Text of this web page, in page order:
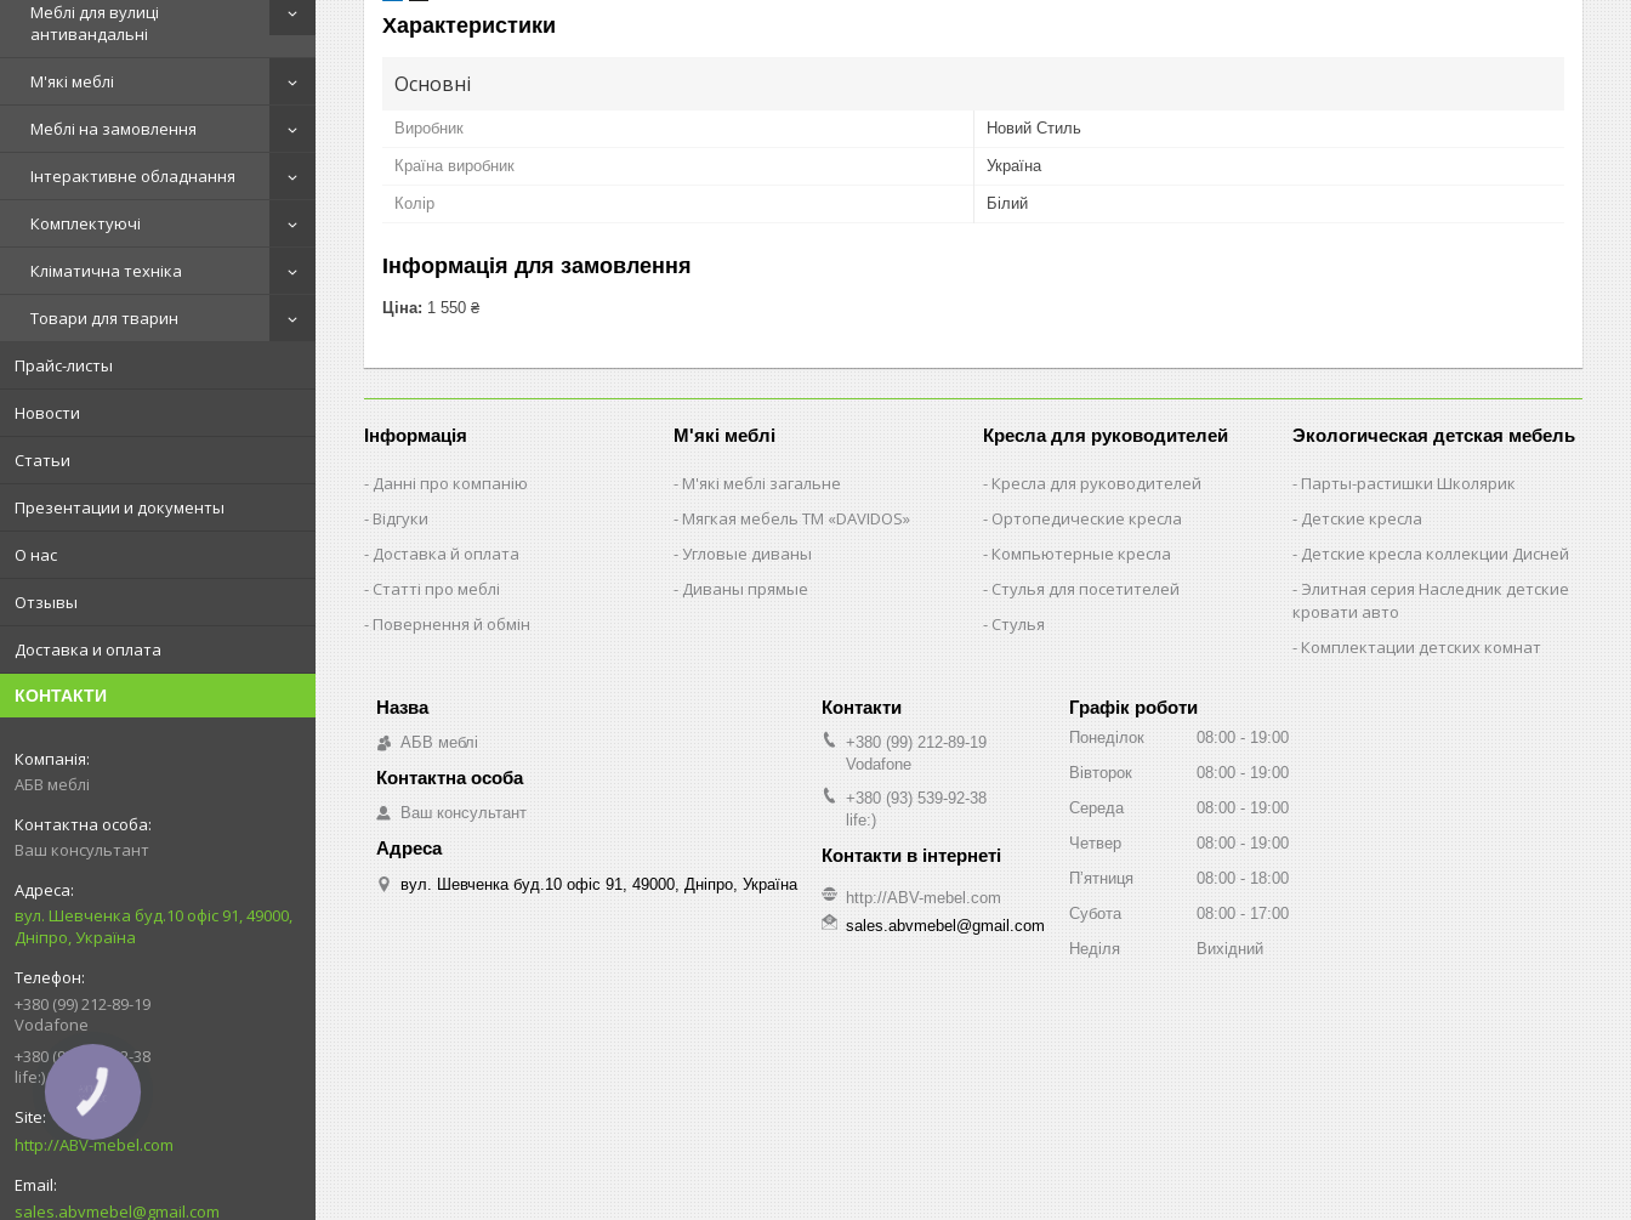
Меблі для вулиці
антивандальні
М'які меблі
Меблі на замовлення
Інтерактивне обладнання
Комплектуючі
Кліматична техніка
Товари для тварин
Прайс-листы
Новости
Статьи
Презентации и документы
О нас
Отзывы
Доставка и оплата
КОНТАКТИ
АБВ меблі
Ваш консультант
вул. Шевченка буд.10 офіс 91, 49000,
Дніпро, Україна
+380 (99) 212-89-19
Vodafone
+380 (93) 539-92-38
life:)
http://ABV-mebel.com
sales.abvmebel@gmail.com
Характеристики
Основні
Виробник Новий Стиль
Країна виробник Україна
Колір Білий
Інформація для замовлення
Ціна: 1 550 ₴
Інформація
Данні про компанію
Відгуки
Доставка й оплата
Статті про меблі
Повернення й обмін
М'які меблі
М'які меблі загальне
Мягкая мебель ТМ «DAVIDOS»
Угловые диваны
Диваны прямые
Кресла для руководителей
Кресла для руководителей
Ортопедические кресла
Компьютерные кресла
Стулья для посетителей
Стулья
Экологическая детская мебель
Парты-растишки Школярик
Детские кресла
Детские кресла коллекции Дисней
Элитная серия Наследник детские
кровати авто
Комплектации детских комнат
АБВ меблі
Ваш консультант
вул. Шевченка буд.10 офіс 91, 49000, Дніпро, Україна
+380 (99) 212-89-19
Vodafone
+380 (93) 539-92-38
life:)
http://ABV-mebel.com
sales.abvmebel@gmail.com
Графік роботи
Понеділок 08:00
19:00
Вівторок
08:00
19:00
Середа
08:00
19:00
Четвер
08:00
19:00
Пʼятниця
08:00
18:00
Субота
08:00
17:00
Неділя
Вихідний
КНОПКА
ЗВ'ЯЗКУ